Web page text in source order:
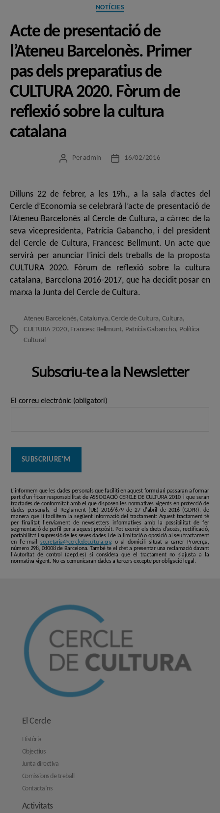
Categories
NOTÍCIES
Acte de presentació de
l’Ateneu Barcelonès. Primer
pas dels preparatius de
CULTURA 2020. Fòrum de
reflexió sobre la cultura
catalana
Autor
Per admin
Data16/02/2016
Dilluns 22 de febrer, a les 19h., a la sala d’actes del
Cercle d’Economia se celebrarà l’acte de presentació de
l’Ateneu Barcelonès al Cercle de Cultura, a càrrec de la
seva vicepresidenta, Patrícia Gabancho, i del president
del Cercle de Cultura, Francesc Bellmunt. Un acte que
servirà per anunciar l’inici dels treballs de la proposta
CULTURA 2020. Fòrum de reflexió sobre la cultura
catalana, Barcelona 2016-2017, que ha decidit posar en
marxa la Junta del Cercle de Cultura.
Etiquetes
Ateneu Barcelonès,Catalunya,Cercle de Cultura, Cultura,
CULTURA 2020, Francesc Bellmunt, Patrícia Gabancho, Política
Cultural
Subscriu-te a la Newsletter
El correu electrònic (obligatori)
L'informem que les dades personals que faciliti en aquest formulari passaran a formar
part d'un fitxer responsabilitat de ASSOCIACIÓ CERCLE DE CULTURA 2010, i que seran
tractades de conformitat amb el que disposen les normatives vigents en protecció de
dades personals, el Reglament (UE) 2016/679 de 27 d'abril de 2016 (GDPR), de
manera que li facilitem la següent informació del tractament: Aquest tractament té
per finalitat l'enviament de newsletters informatives amb la possibilitat de fer
segmentació de perfil per a aquest propòsit. Pot exercir els drets d'accés, rectificació,
portabilitat i supressió de les seves dades i de la limitació o oposició al seu tractament
en l'e-mail secretaria@cercledecultura.orgo al domicili situat a carrer Provença,
número 298, 08008 de Barcelona. També te el dret a presentar una reclamació davant
l'Autoritat de control (aepd.es) si considera que el tractament no s'ajusta a la
normativa vigent. No es comunicaran dades a tercers excepte per obligació legal.
El Cercle
Història
Objectius
Junta directiva
Comissions de treball
Contacta’ns
Activitats